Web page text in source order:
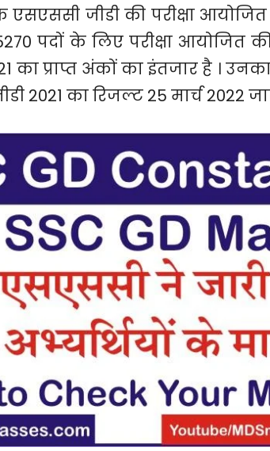
जीडी की परीक्षा
पदों के लिए परीक्षा आयोजित
का प्राप्त अंकों का इंतजार है ।
2021 का रिजल्ट 25 मार्च 2022